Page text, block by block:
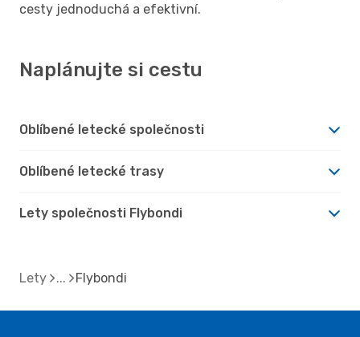
cesty jednoduchá a efektivní.
Naplánujte si cestu
Oblíbené letecké společnosti
Oblíbené letecké trasy
Lety společnosti Flybondi
Lety Flybondi